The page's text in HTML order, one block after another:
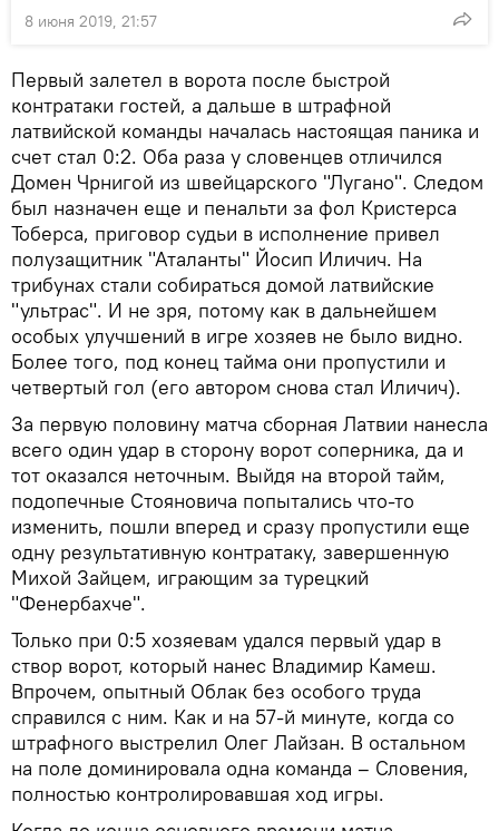
8 июня 2019, 21:57
Первый залетел в ворота после быстрой
контратаки гостей, а дальше в штрафной
латвийской команды началась настоящая паника и
счет стал 0:2. Оба раза у словенцев отличился
Домен Чрнигой из швейцарского "Лугано". Следом
был назначен еще и пенальти за фол Кристерса
Тоберса, приговор судьи в исполнение привел
полузащитник "Аталанты" Йосип Иличич. На
трибунах стали собираться домой латвийские
"ультрас". И не зря, потому как в дальнейшем
особых улучшений в игре хозяев не было видно.
Более того, под конец тайма они пропустили и
четвертый гол (его автором снова стал Иличич).
За первую половину матча сборная Латвии нанесла
всего один удар в сторону ворот соперника, да и
тот оказался неточным. Выйдя на второй тайм,
подопечные Стояновича попытались что-то
изменить, пошли вперед и сразу пропустили еще
одну результативную контратаку, завершенную
Михой Зайцем, играющим за турецкий
"Фенербахче".
Только при 0:5 хозяевам удался первый удар в
створ ворот, который нанес Владимир Камеш.
Впрочем, опытный Облак без особого труда
справился с ним. Как и на 57-й минуте, когда со
штрафного выстрелил Олег Лайзан. В остальном
на поле доминировала одна команда – Словения,
полностью контролировавшая ход игры.